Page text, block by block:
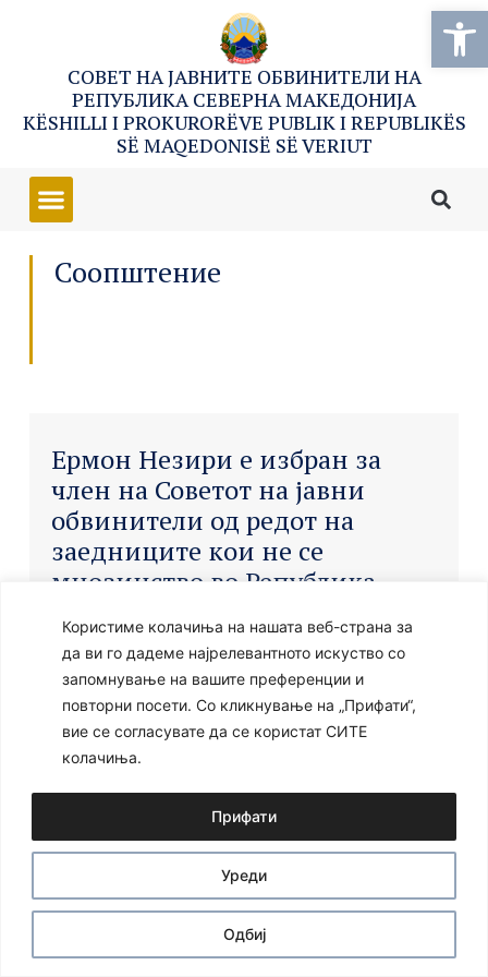
Користиме колачиња на нашата веб-страна за
да ви го дадеме најрелевантното искуство со
запомнување на вашите преференции и
повторни посети. Со кликнување на „Прифати“,
вие се согласувате да се користат СИТЕ
колачиња.
Уреди
Одбиј
Прифати
СОВЕТ НА ЈАВНИТЕ ОБВИНИТЕЛИ НА
РЕПУБЛИКА СЕВЕРНА МАКЕДОНИЈА
KËSHILLI I PROKURORËVE PUBLIK I REPUBLIKËS
SË MAQEDONISË SË VERIUT
Соопштение
Ермон Незири е избран за
член на Советот на јавни
обвинители од редот на
заедниците кои не се
мнозинство во Република
Северна Македонија.
Ⓒ 2024 – Сите права се задржани Developed by: